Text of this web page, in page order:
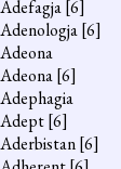
Adefagja[6]
Adenologja[6]
Adeona
Adeona[6]
Adephagia
Adept[6]
Aderbistan[6]